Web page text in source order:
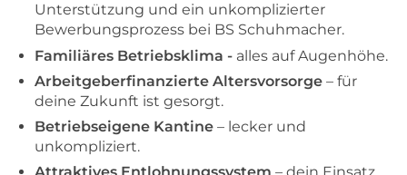
Unterstützung und ein unkomplizierter
Bewerbungsprozess bei BS Schuhmacher.
Familiäres Betriebsklima - alles auf Augenhöhe.
Arbeitgeberfinanzierte Altersvorsorge – für
deine Zukunft ist gesorgt.
Betriebseigene Kantine – lecker und
unkompliziert.